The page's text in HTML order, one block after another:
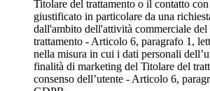
Titolare del trattamento o il contatto
giustificato in particolare da una
dall'ambito dell'attività commerciale del
trattamento - Articolo 6, paragrafo 1,
nella misura in cui i dati personali
finalità di marketing del Titolare del
consenso dell’utente - Articolo 6,